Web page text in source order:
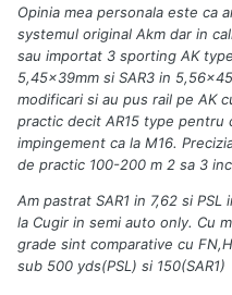
Opinia mea personala este ca
systemul original Akm dar in
sau importat 3 sporting AK
5,45x39mm si SAR3 in
modificari si au pus rail pe AK
practic decit AR15 type
impingement ca la M16.
de practic 100-200 m 2 sa 3
Am pastrat SAR1 in 7,62 si
la Cugir in semi auto only. Cu
grade sint comparative cu
sub 500 yds(PSL) si 150(SAR1)